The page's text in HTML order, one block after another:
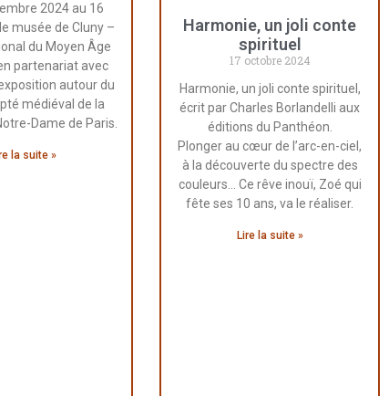
2024 au 16
musée de Cluny –
du Moyen Âge
partenariat avec
autour du
médiéval de la
Dame de Paris.
la suite »
Harmonie, un joli conte
spirituel
17 octobre 2024
Harmonie, un joli conte spirituel,
écrit par Charles Borlandelli aux
éditions du Panthéon.
Plonger au cœur de l’arc-en-ciel,
à la découverte du spectre des
couleurs… Ce rêve inouï, Zoé qui
fête ses 10 ans, va le réaliser.
Lire la suite »